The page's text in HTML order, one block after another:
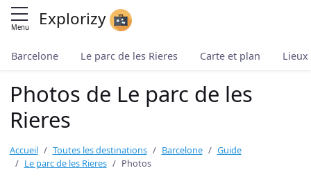
Menu Explorizy
Barcelone Le parc de les Rieres Carte et plan
Photos de Le parc de les
Rieres
Accueil Toutes les destinations Barcelone
Guide
Le parc de les Rieres
Photos